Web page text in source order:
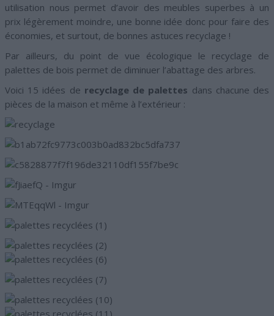
utilisation nous permet d’avoir des meubles superbes à un
prix légèrement moindre, une bonne idée donc pour faire des
économies, et surtout, de bonnes astuces recyclage !
Par ailleurs, du point de vue écologique le recyclage de
palettes de bois permet de diminuer l’abattage des arbres.
Voici 15 idées de recyclage de palettes dans chacune des
pièces de la maison et même à l’extérieur :